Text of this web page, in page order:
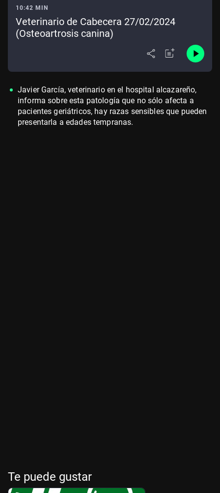
10:42 MIN
Veterinario de Cabecera 27/02/2024
(Osteoartrosis canina)
Javier García, veterinario en el hospital alcazareño,
informa sobre esta patología que no sólo afecta a
pacientes geriátricos, hay razas sensibles que pueden
presentarla a edades tempranas.
Te puede gustar